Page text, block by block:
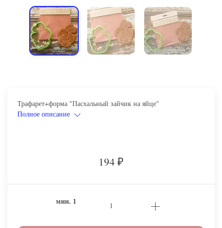
Трафарет+форма "Пасхальный зайчик на яйце"
Полное описание
194 ₽
мин. 1